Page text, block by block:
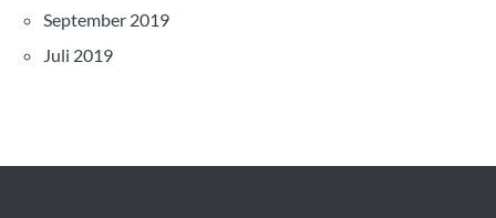
September 2019
Juli 2019